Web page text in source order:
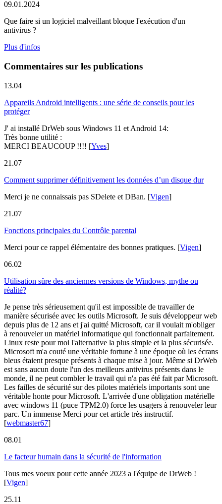
09.01.2024
Que faire si un logiciel malveillant bloque l'exécution d'un
antivirus ?
Plus d'infos
Commentaires sur les publications
13.04
Appareils Android intelligents : une série de conseils pour les
protéger
J' ai installé DrWeb sous Windows 11 et Android 14:
Très bonne utilité :
MERCI BEAUCOUP !!!! [Yves]
21.07
Comment supprimer définitivement les données d’un disque dur
Merci je ne connaissais pas SDelete et DBan. [Vigen]
21.07
Fonctions principales du Contrôle parental
Merci pour ce rappel élémentaire des bonnes pratiques. [Vigen]
06.02
Utilisation sûre des anciennes versions de Windows, mythe ou
réalité?
Je pense très sérieusement qu'il est impossible de travailler de
manière sécurisée avec les outils Microsoft. Je suis développeur web
depuis plus de 12 ans et j'ai quitté Microsoft, car il voulait m'obliger
à renouveler un matériel informatique qui fonctionnait parfaitement.
Linux reste pour moi l'alternative la plus simple et la plus sécurisée.
Microsoft m'a couté une véritable fortune à une époque où les écrans
bleus étaient presque présents à chaque mise à jour. Même si DrWeb
est sans aucun doute l'un des meilleurs antivirus présents dans le
monde, il ne peut combler le travail qui n'a pas été fait par Microsoft.
Les failles de sécurité sur des pilotes matériels importants sont une
véritable honte pour Microsoft. L'arrivée d'une obligation matérielle
avec windows 11 (puce TPM2.0) force les usagers à renouveler leur
parc. Un immense Merci pour cet article très instructif.
[webmaster67]
08.01
Le facteur humain dans la sécurité de l'information
Tous mes voeux pour cette année 2023 a l'équipe de DrWeb !
[Vigen]
25.11